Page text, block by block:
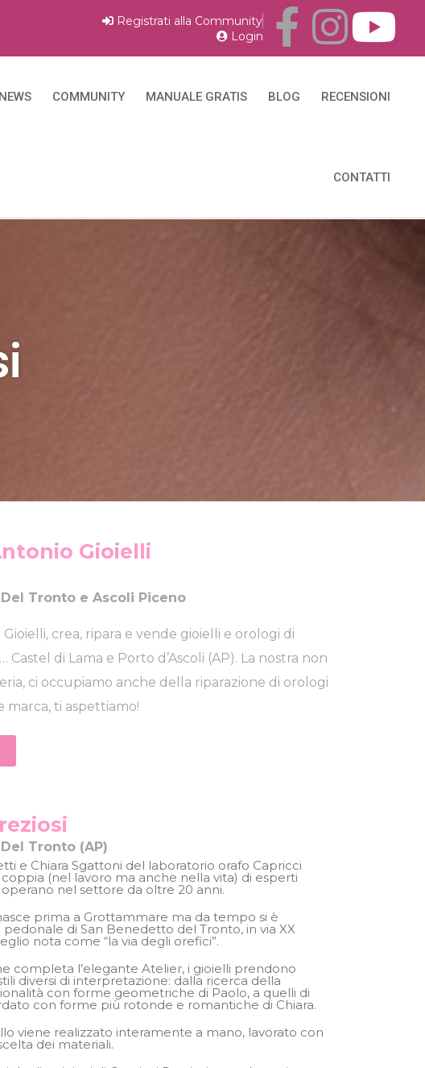
Registrati alla Community
Login
NEWS COMMUNITY MANUALE GRATIS BLOG RECENSIONI
CONTATTI
Gioielli
Tronto e Ascoli Piceno
crea, ripara e vende gioielli e orologi di
Castel di Lama e Porto d’Ascoli (AP). La nostra non
ci occupiamo anche della riparazione di orologi
marca, ti aspettiamo!
Tronto (AP)
e Chiara Sgattoni del laboratorio orafo Capricci
coppia (nel lavoro ma anche nella vita) di esperti
nel settore da oltre 20 anni.
prima a Grottammare ma da tempo si è
pedonale di San Benedetto del Tronto, in via XX
nota come “la via degli orefici”.
completa l’elegante Atelier, i gioielli prendono
diversi di interpretazione: dalla ricerca della
con forme geometriche di Paolo, a quelli di
con forme più rotonde e romantiche di Chiara.
viene realizzato interamente a mano, lavorato con
dei materiali.